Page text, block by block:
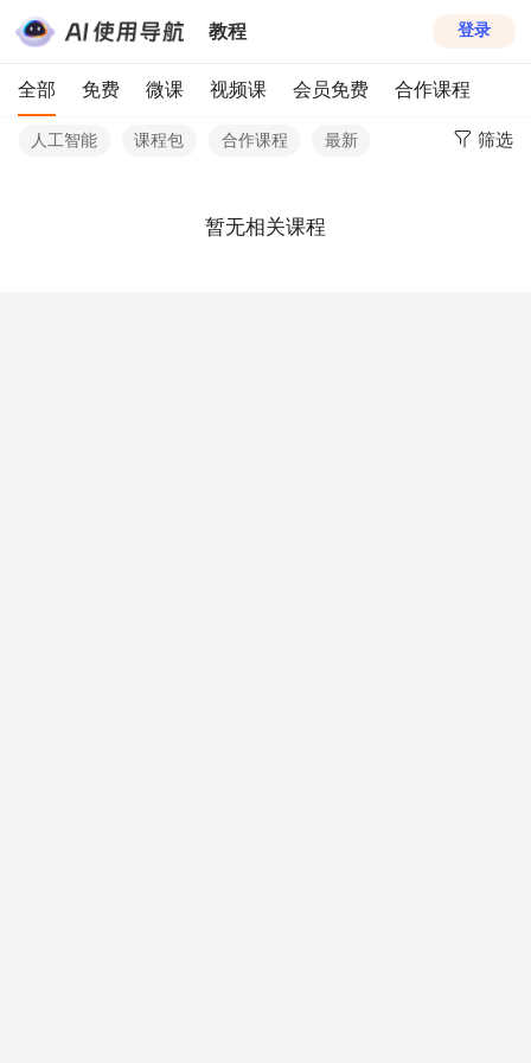
教程 登录
全部 免费 微课 视频课 会员免费 合作课程
人工智能 课程包 合作课程 最新 筛选
暂无相关课程